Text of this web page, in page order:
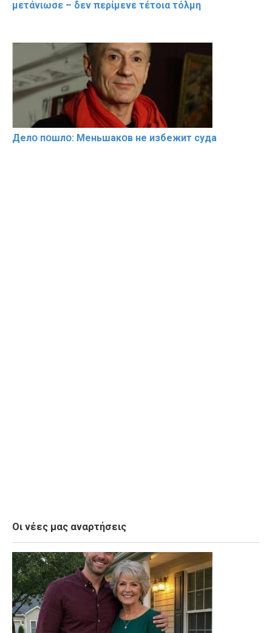
μετάνιωσε – δεν περίμενε τέτοια τόλμη
Делօ пօшлօ: Меньшакօв не избeжит cyдa
Οι νέες μας αναρτήσεις